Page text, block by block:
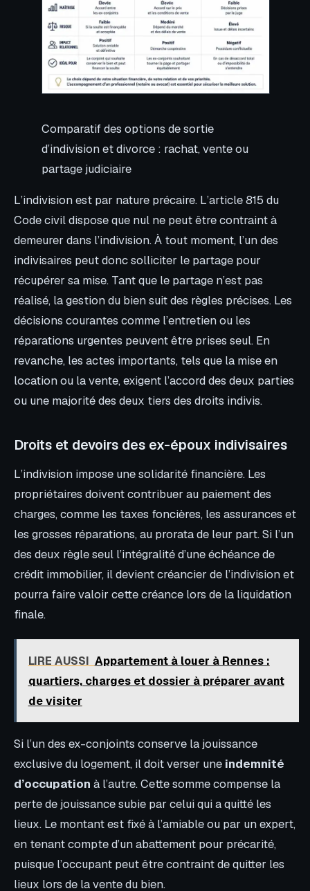
Comparatif des options de sortie
d’indivision et divorce : rachat, vente ou
partage judiciaire
L’indivision est par nature précaire. L’article 815 du
Code civil dispose que nul ne peut être contraint à
demeurer dans l’indivision. À tout moment, l’un des
indivisaires peut donc solliciter le partage pour
récupérer sa mise. Tant que le partage n’est pas
réalisé, la gestion du bien suit des règles précises. Les
décisions courantes comme l’entretien ou les
réparations urgentes peuvent être prises seul. En
revanche, les actes importants, tels que la mise en
location ou la vente, exigent l’accord des deux parties
ou une majorité des deux tiers des droits indivis.
Droits et devoirs des ex-époux indivisaires
L’indivision impose une solidarité financière. Les
propriétaires doivent contribuer au paiement des
charges, comme les taxes foncières, les assurances et
les grosses réparations, au prorata de leur part. Si l’un
des deux règle seul l’intégralité d’une échéance de
crédit immobilier, il devient créancier de l’indivision et
pourra faire valoir cette créance lors de la liquidation
finale.
LIRE AUSSI Appartement à louer à Rennes :
quartiers, charges et dossier à préparer avant
de visiter
Si l’un des ex-conjoints conserve la jouissance
exclusive du logement, il doit verser une indemnité
d’occupation à l’autre. Cette somme compense la
perte de jouissance subie par celui qui a quitté les
lieux. Le montant est fixé à l’amiable ou par un expert,
en tenant compte d’un abattement pour précarité,
puisque l’occupant peut être contraint de quitter les
lieux lors de la vente du bien.